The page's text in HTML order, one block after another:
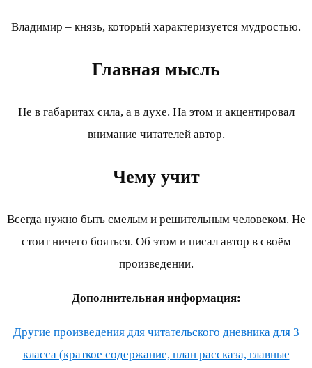
Владимир – князь, который характеризуется мудростью.
Главная мысль
Не в габаритах сила, а в духе. На этом и акцентировал
внимание читателей автор.
Чему учит
Всегда нужно быть смелым и решительным человеком. Не
стоит ничего бояться. Об этом и писал автор в своём
произведении.
Дополнительная информация:
Другие произведения для читательского дневника для 3
класса (краткое содержание, план рассказа, главные